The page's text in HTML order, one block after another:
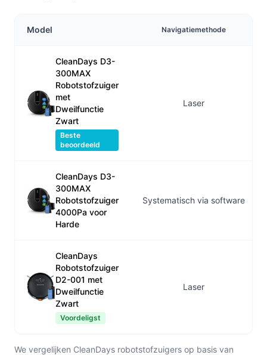
Model Navigatiemethode
CleanDays D3-
300MAX
Robotstofzuiger
met
Dweilfunctie
Zwart
Beste
beoordeeld
Laser
CleanDays D3-
300MAX
Robotstofzuiger
4000Pa voor
Harde
Systematisch via software
CleanDays
Robotstofzuiger
D2-001 met
Dweilfunctie
Zwart
Voordeligst
Laser
We vergelijken CleanDays robotstofzuigers op basis van